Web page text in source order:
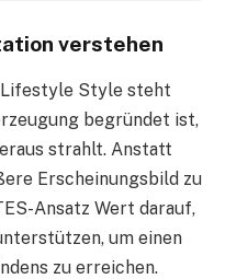
verstehen
Style steht
begründet ist,
strahlt. Anstatt
Erscheinungsbild zu
Ansatz Wert darauf,
um einen
zu erreichen.